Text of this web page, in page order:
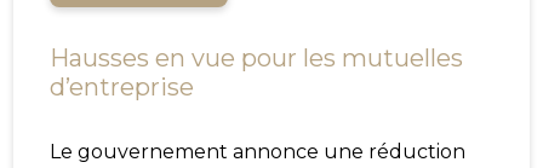
Hausses en vue pour les mutuelles
d’entreprise
Le gouvernement annonce une réduction